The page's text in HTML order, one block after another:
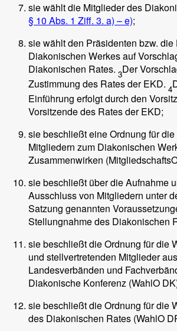
sie wählt die Mitglieder des
§ 10 Abs. 1 Ziff. 3. a) – e);
sie wählt den Präsidenten bzw.
Diakonischen Werkes auf
Diakonischen Rates. 3Der
Zustimmung des Rates der EKD. 4
Einführung erfolgt durch den
Vorsitzende des Rates der EKD;
sie beschließt eine Ordnung für
Mitgliedern zum Diakonischen
Zusammenwirken
sie beschließt über die Aufnahme
Ausschluss von Mitgliedern unter
Satzung genannten
Stellungnahme des Diakonischen
sie beschließt die Ordnung für die
und stellvertretenden Mitglieder aus
Landesverbänden und
Diakonische Konferenz (WahlO
sie beschließt die Ordnung für die
des Diakonischen Rates (WahlO